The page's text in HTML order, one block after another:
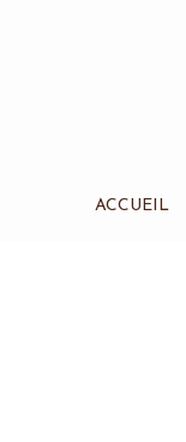
ACCUEIL